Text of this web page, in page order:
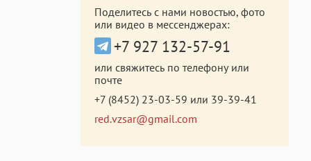
Поделитесь с нами новостью, фото
или видео в мессенджерах:
+7 927 132-57-91
или свяжитесь по телефону или
почте
+7 (8452) 23-03-59 или 39-39-41
red.vzsar@gmail.com